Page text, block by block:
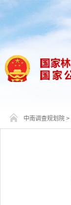
中南调查规划院 >